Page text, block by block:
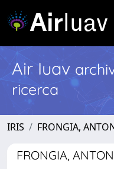
Air Iuav
ricerca
IRIS FRONGIA,
FRONGIA,